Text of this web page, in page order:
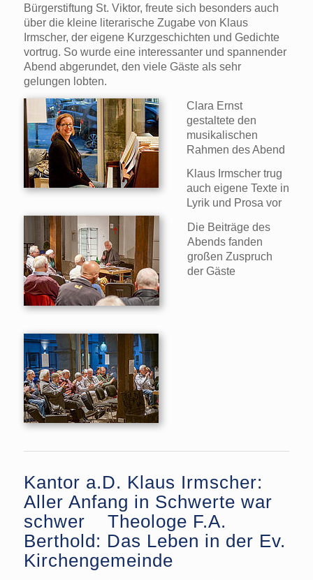
Bürgerstiftung St. Viktor, freute sich besonders auch
über die kleine literarische Zugabe von Klaus
Irmscher, der eigene Kurzgeschichten und Gedichte
vortrug. So wurde eine interessanter und spannender
Abend abgerundet, den viele Gäste als sehr
gelungen lobten.
Clara Ernst
gestaltete den
musikalischen
Rahmen des Abend
Klaus Irmscher trug
auch eigene Texte in
Lyrik und Prosa vor
Die Beiträge des
Abends fanden
großen Zuspruch
der Gäste
Kantor a.D. Klaus Irmscher:
Aller Anfang in Schwerte war
schwer Theologe F.A.
Berthold: Das Leben in der Ev.
Kirchengemeinde